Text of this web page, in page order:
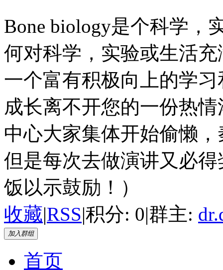
Bone biology是个科学，
何对科学，实验或生活
一个富有积极向上的学
成长离不开您的一份热
中心大家集体开始偷懒
但是每次去做演讲又必
饭以示鼓励！）
收藏|RSS|积分: 0|群主:
加入群组
首页